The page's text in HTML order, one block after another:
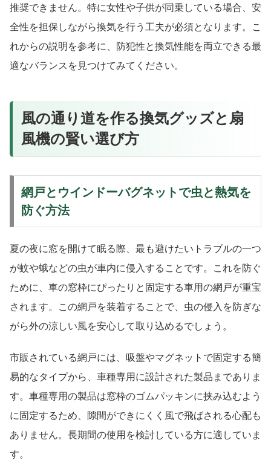
推奨できません。特に女性や子供が同乗している場合、安
全性を担保しながら換気を行う工夫が必須となります。こ
れからの説明を参考に、防犯性と換気性能を両立できる最
適なバランスを見つけてみてください。
風の通り道を作る換気グッズと扇
風機の賢い選び方
網戸とウインドーバグネットで虫と熱気を
防ぐ方法
夏の夜に窓を開けて眠る際、最も避けたいトラブルの一つ
が蚊や蛾などの虫が車内に侵入することです。これを防ぐ
ために、車の窓枠にぴったりと固定する車用の網戸が重宝
されます。この網戸を装着することで、虫の侵入を防ぎな
がら外の涼しい風を安心して取り込めるでしょう。
市販されている網戸には、吸盤やマグネットで固定する簡
易的なタイプから、車種専用に設計された製品までありま
す。車種専用の製品は窓枠のゴムパッキンに挟み込むよう
に固定するため、隙間ができにくく風で飛ばされる心配も
ありません。長期間の使用を検討している方に適していま
す。